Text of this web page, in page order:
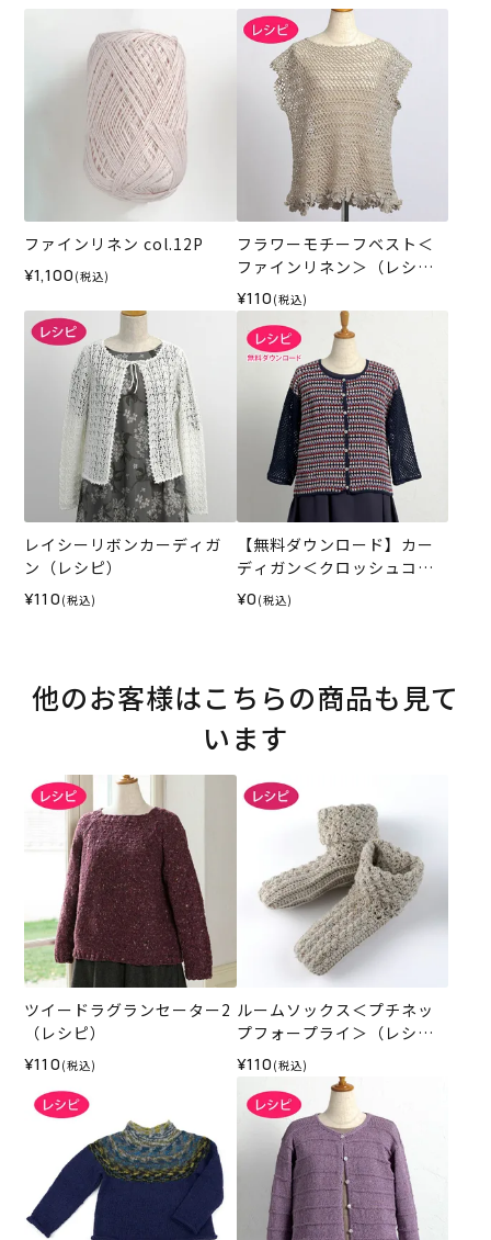
ファインリネン col.12P
¥1,100 (税込)
フラワーモチーフベスト＜
ファインリネン＞（レシ
ピ）
¥110 (税込)
レイシーリボンカーディガ
ン（レシピ）
¥110 (税込)
【無料ダウンロード】カー
ディガン＜クロッシュコッ
トン＞（レシピ）
¥0 (税込)
他のお客様はこちらの商品も見て
います
ツイードラグランセーター2
（レシピ）
¥110 (税込)
ルームソックス＜プチネッ
プフォープライ＞（レシ
ピ）
¥110 (税込)